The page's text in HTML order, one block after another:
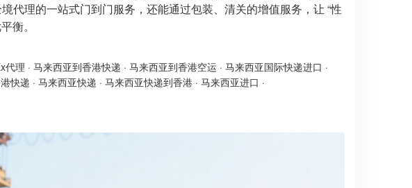
代理的一站式门到门服务，还能通过包装、清关的增值服务，让 “性
衡。
代理 · 马来西亚到香港快递 · 马来西亚到香港空运 · 马来西亚国际快递进口 ·
快递 · 马来西亚快递 · 马来西亚快递到香港 · 马来西亚进口 ·